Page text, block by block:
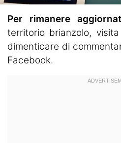
Per rimanere
territorio brianzolo, visita
dimenticare di
Facebook.